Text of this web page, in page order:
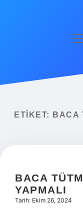
ETIKET: BACA
BACA
YAPMALI
Tarih: Ekim 26, 2024